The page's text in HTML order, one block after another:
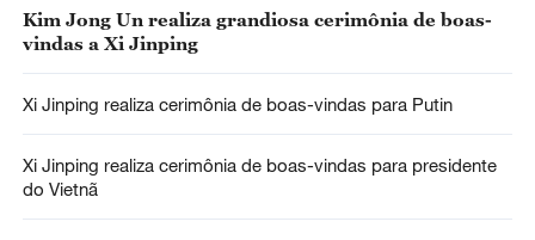
Kim Jong Un realiza grandiosa cerimônia de boas-
vindas a Xi Jinping
Xi Jinping realiza cerimônia de boas-vindas para Putin
Xi Jinping realiza cerimônia de boas-vindas para presidente
do Vietnã